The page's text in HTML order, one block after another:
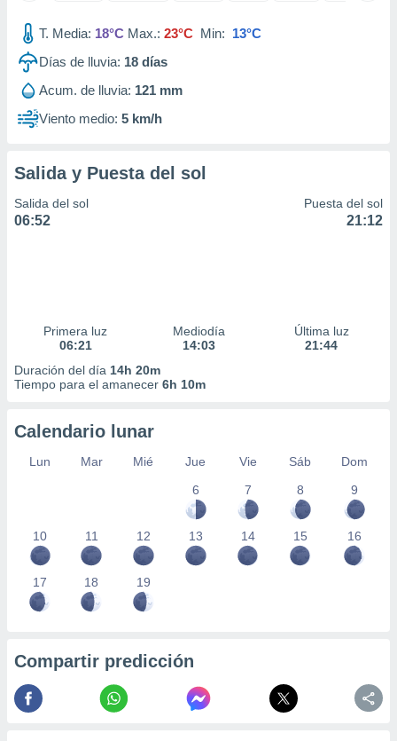
utilizar
crear un
contenido
medir el
de la
de
de
uso de
T. Media: 18°C Max.: 23°C Min: 13°C
Días de lluvia: 18 días
Acum. de lluvia: 121 mm
Viento medio: 5 km/h
Salida y Puesta del sol
Salida del sol
06:52
Puesta del sol
21:12
Primera luz
06:21
Mediodía
14:03
Última luz
21:44
Duración del día 14h 20m
Tiempo para el amanecer 6h 10m
Calendario lunar
Lun Mar Mié Jue Vie Sáb
Dom
6
7 8 9
10 11 12 13 14 15 16
17 18 19
Compartir predicción